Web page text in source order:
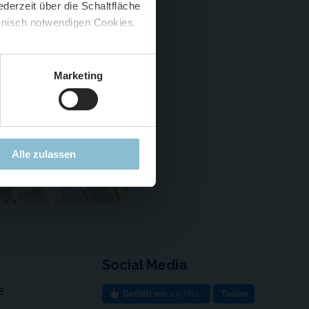
über die Schaltfläche
notwendigen Cookies.
Marketing
Alle zulassen
Social Media